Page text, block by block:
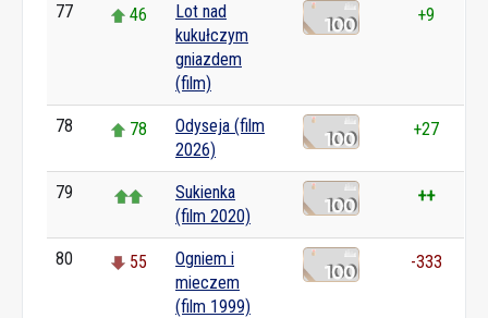
77 46
Lot nad
kukułczym
gniazdem
(film)
+9
78 78
Odyseja (film
2026)
+27
79
Sukienka
(film 2020)
++
80 55
Ogniem i
mieczem
(film 1999)
-333